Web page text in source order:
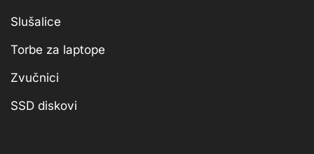
Slušalice
Torbe za laptope
Zvučnici
SSD diskovi